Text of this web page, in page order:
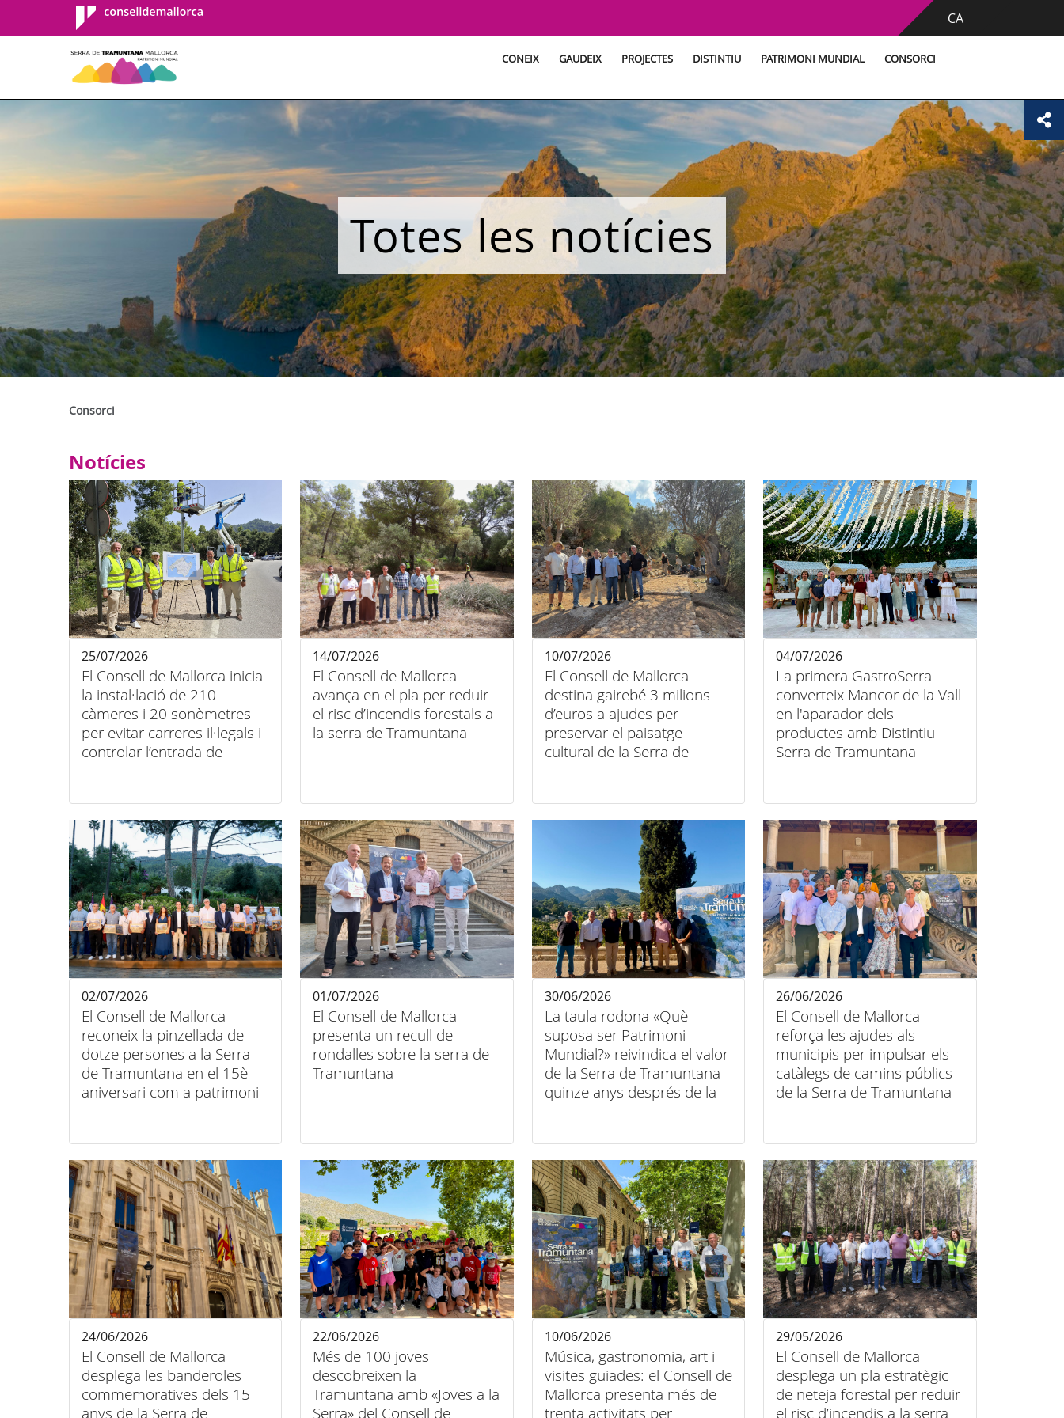
Consell de
Mallorca
CA
CONEIX GAUDEIX PROJECTES DISTINTIU PATRIMONI MUNDIAL CONSORCI
Totes les notícies
Consorci
Notícies
El Consell de Mallorca inicia
la instal·lació de 210
càmeres i 20 sonòmetres
per evitar carreres il·legals i
controlar l’entrada de
25/07/2026
El Consell de Mallorca
avança en el pla per reduir
el risc d’incendis forestals a
la serra de Tramuntana
14/07/2026
El Consell de Mallorca
destina gairebé 3 milions
d’euros a ajudes per
preservar el paisatge
cultural de la Serra de
10/07/2026
La primera GastroSerra
converteix Mancor de la Vall
en l'aparador dels
productes amb Distintiu
Serra de Tramuntana
04/07/2026
El Consell de Mallorca
reconeix la pinzellada de
dotze persones a la Serra
de Tramuntana en el 15è
aniversari com a patrimoni
02/07/2026
El Consell de Mallorca
presenta un recull de
rondalles sobre la serra de
Tramuntana
01/07/2026
La taula rodona «Què
suposa ser Patrimoni
Mundial?» reivindica el valor
de la Serra de Tramuntana
quinze anys després de la
30/06/2026
El Consell de Mallorca
reforça les ajudes als
municipis per impulsar els
catàlegs de camins públics
de la Serra de Tramuntana
26/06/2026
El Consell de Mallorca
desplega les banderoles
commemoratives dels 15
anys de la Serra de
24/06/2026
Més de 100 joves
descobreixen la
Tramuntana amb «Joves a la
Serra» del Consell de
22/06/2026
Música, gastronomia, art i
visites guiades: el Consell de
Mallorca presenta més de
trenta activitats per
10/06/2026
El Consell de Mallorca
desplega un pla estratègic
de neteja forestal per reduir
el risc d’incendis a la serra
29/05/2026